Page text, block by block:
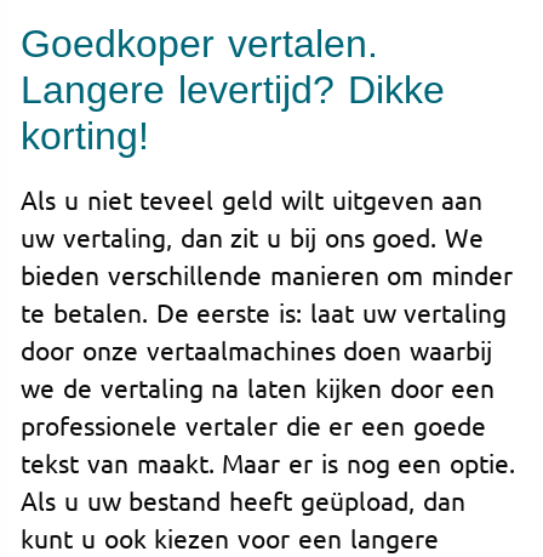
Goedkoper vertalen.
Langere levertijd? Dikke
korting!
Als u niet teveel geld wilt uitgeven aan
uw vertaling, dan zit u bij ons goed. We
bieden verschillende manieren om minder
te betalen. De eerste is: laat uw vertaling
door onze vertaalmachines doen waarbij
we de vertaling na laten kijken door een
professionele vertaler die er een goede
tekst van maakt. Maar er is nog een optie.
Als u uw bestand heeft geüpload, dan
kunt u ook kiezen voor een langere